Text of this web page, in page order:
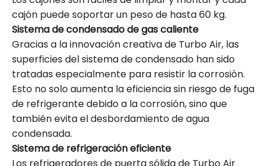
cajón puede soportar un peso de hasta 60 kg.
Sistema de condensado de gas caliente
Gracias a la innovación creativa de Turbo Air, las
superficies del sistema de condensado han sido
tratadas especialmente para resistir la corrosión.
Esto no solo aumenta la eficiencia sin riesgo de fuga
de refrigerante debido a la corrosión, sino que
también evita el desbordamiento de agua
condensada.
Sistema de refrigeración eficiente